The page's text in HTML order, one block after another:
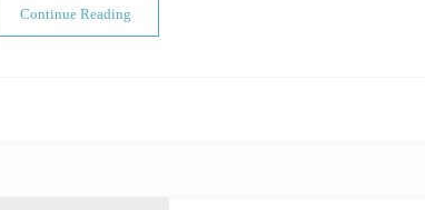
Continue Reading